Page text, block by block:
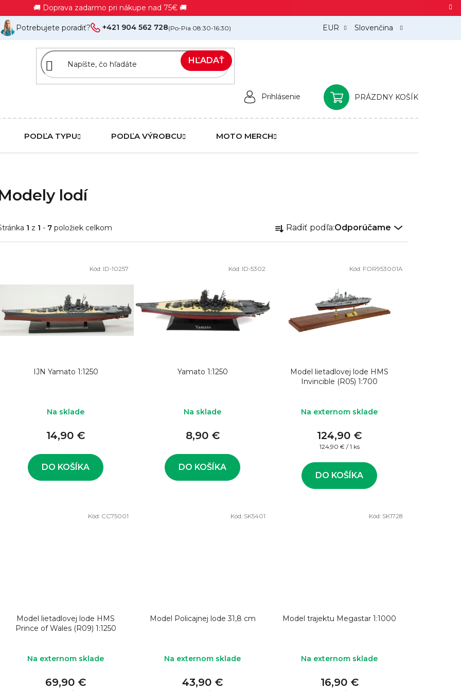
🚚 Doprava zadarmo pri nákupe nad 75€ 🚚
EUR Slovenčina
Potrebujete poradiť? +421 904 562 728(Po-Pia 08:30-16:30)
HĽADAŤ
Prihlásenie
NÁKUPNÝ
PRÁZDNY KOŠÍK
PODĽA TYPU PODĽA VÝROBCU MOTO MERCH
lodí
1 z 1 - 7 položiek celkom
R
a
Radiť podľa:Odporúčame
s
IJN Yamato 1:1250
Na sklade
14,90 €
DO KOŠÍKA
Kód: ID-10257
Yamato 1:1250
Na sklade
8,90 €
DO KOŠÍKA
Kód: ID-5302
Model lietadlovej lode HMS
Invincible (R05) 1:700
Na externom sklade
124,90 €
Jednotková
124,90 € / 1 ks
DO KOŠÍKA
Kód: FOR953001A
Model lietadlovej lode HMS
Prince of Wales (R09) 1:1250
Na externom sklade
69,90 €
Kód: CC75001
Model Policajnej lode 31,8 cm
Na externom sklade
43,90 €
Kód: SK5401
Model trajektu Megastar 1:1000
Na externom sklade
16,90 €
Kód: SK1728